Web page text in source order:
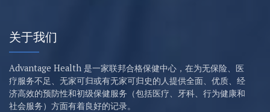
关于我们
Advantage Health 是一家联邦合格保健中心，在为无保险、医
疗服务不足、无家可归或有无家可归史的人提供全面、优质、经
济高效的预防性和初级保健服务（包括医疗、牙科、行为健康和
社会服务）方面有着良好的记录。